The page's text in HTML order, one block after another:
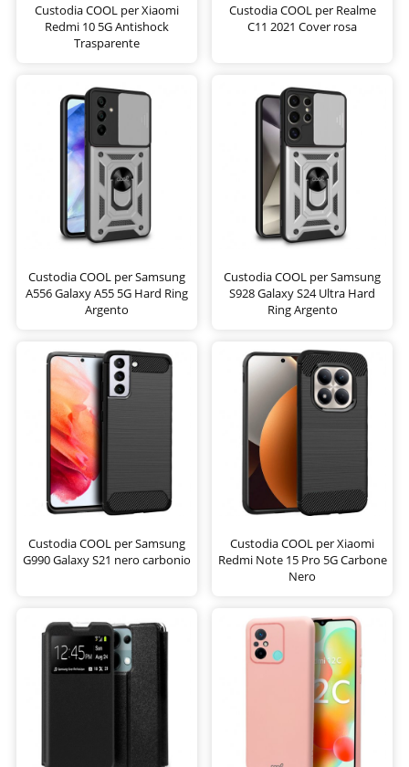
Custodia COOL per Xiaomi
Redmi 10 5G Antishock
Trasparente
Custodia COOL per Realme
C11 2021 Cover rosa
Custodia COOL per Samsung
A556 Galaxy A55 5G Hard Ring
Argento
Custodia COOL per Samsung
S928 Galaxy S24 Ultra Hard
Ring Argento
Custodia COOL per Samsung
G990 Galaxy S21 nero carbonio
Custodia COOL per Xiaomi
Redmi Note 15 Pro 5G Carbone
Nero